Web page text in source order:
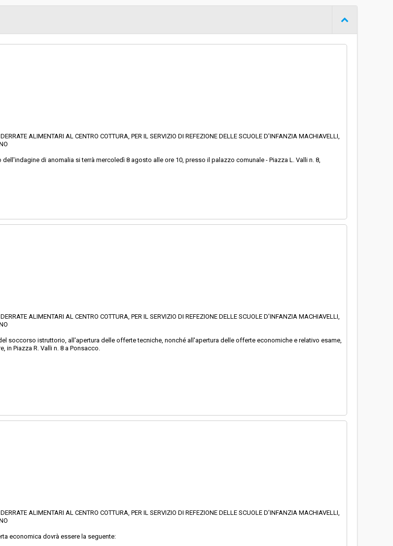
Valore stimato della procedura: € 182.987,06
ALIMENTARI AL CENTRO COTTURA, PER IL SERVIZIO DI REFEZIONE DELLE SCUOLE D’INFANZIA MACHIAVELLI,
di anomalia si terrà mercoledì 8 agosto alle ore 10, presso il palazzo comunale - Piazza L. Valli n. 8,
ALIMENTARI AL CENTRO COTTURA, PER IL SERVIZIO DI REFEZIONE DELLE SCUOLE D’INFANZIA MACHIAVELLI,
soccorso istruttorio, all'apertura delle offerte tecniche, nonché all'apertura delle offerte economiche e relativo esame,
in Piazza R. Valli n. 8 a Ponsacco.
ALIMENTARI AL CENTRO COTTURA, PER IL SERVIZIO DI REFEZIONE DELLE SCUOLE D’INFANZIA MACHIAVELLI,
economica dovrà essere la seguente: